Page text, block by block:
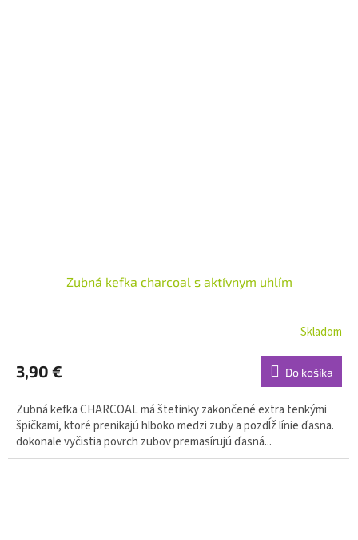
Zubná kefka charcoal s aktívnym uhlím
Skladom
3,90 € Do košíka
Zubná kefka CHARCOAL má štetinky zakončené extra tenkými
špičkami, ktoré prenikajú hlboko medzi zuby a pozdĺž línie ďasna.
dokonale vyčistia povrch zubov premasírujú ďasná...